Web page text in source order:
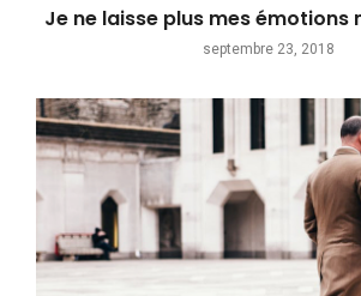
Je ne laisse plus mes émotions
septembre 23, 2018